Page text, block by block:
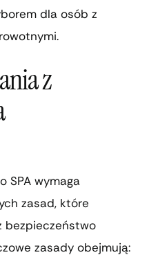
dla osób z
z
SPA wymaga
zasad, które
bezpieczeństwo
zasady obejmują: